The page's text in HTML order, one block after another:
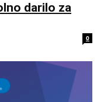
darilo za
0